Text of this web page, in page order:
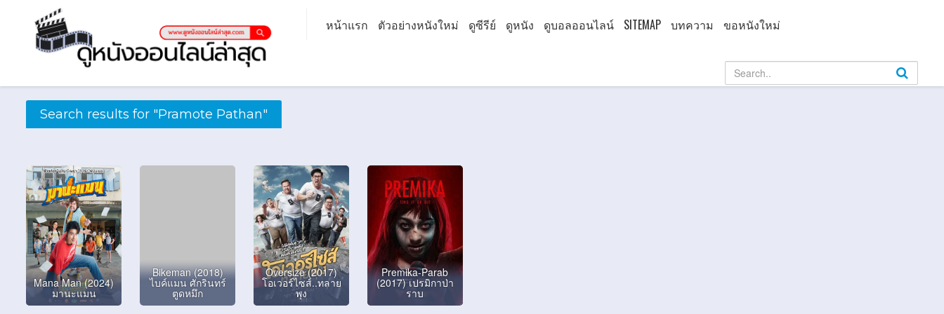
หน้าแรก ตัวอย่างหนังใหม่ ดูซีรีย์ ดูหนัง ดูบอลออนไลน์ SITEMAP บทความ ขอหนังใหม่
Search results for "Pramote Pathan"
Mana Man (2024)
มานะแมน
Bikeman (2018)
ไบค์แมน ศักรินทร์
ตูดหมึก
Oversize (2017)
โอเวอร์ไซส์..ทลาย
พุง
Premika-Parab
(2017) เปรมิกาป่า
ราบ